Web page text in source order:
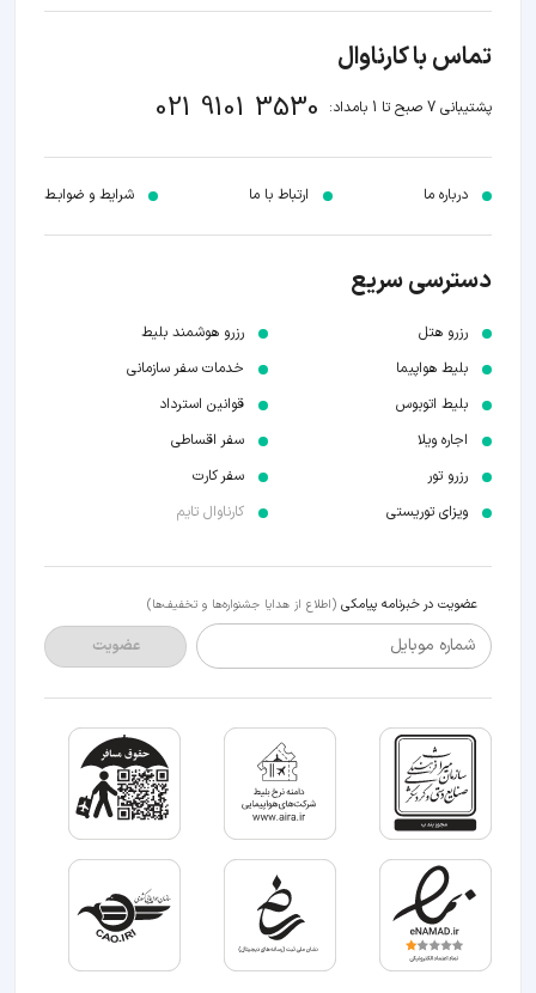
تماس با کارناوال
پشتیبانی 7 صبح تا 1 بامداد: 021 9101 3530
درباره ما ارتباط با ما شرایط و ضوابـط
دسترسی سریع
رزرو هتل
بلیط هواپیما
بلیط اتوبوس
اجاره ویلا
رزرو تور
ویزای توریستی
رزرو هوشمند بلیط
خدمات سفر سازمانی
قوانین استرداد
سفر اقساطی
سفر کارت
کارناوال تایم
عضویت در خبرنامه پیامکی (اطلاع از هدایا جشنواره‌ها و تخفیف‌ها)
شماره موبایل عضویت